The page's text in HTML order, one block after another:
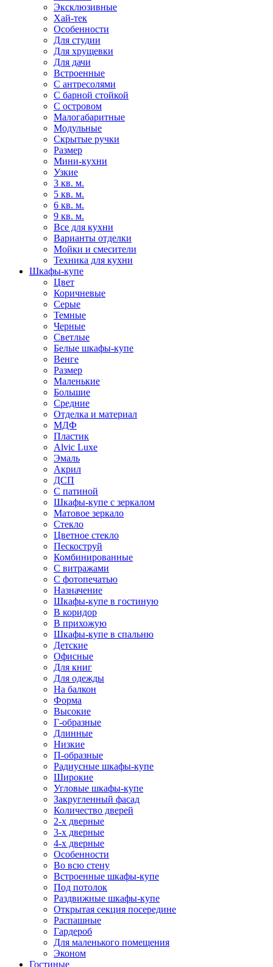
Эксклюзивные
Хай-тек
Особенности
Для студии
Для хрущевки
Для дачи
Встроенные
С антресолями
С барной стойкой
С островом
Малогабаритные
Модульные
Скрытые ручки
Размер
Мини-кухни
Узкие
3 кв. м.
5 кв. м.
6 кв. м.
9 кв. м.
Все для кухни
Варианты отделки
Мойки и смесители
Техника для кухни
Шкафы-купе
Цвет
Коричневые
Серые
Темные
Черные
Светлые
Белые шкафы-купе
Венге
Размер
Маленькие
Большие
Средние
Отделка и материал
МДФ
Пластик
Alvic Luxe
Эмаль
Акрил
ДСП
С патиной
Шкафы-купе с зеркалом
Матовое зеркало
Стекло
Цветное стекло
Пескоструй
Комбинированные
С витражами
С фотопечатью
Назначение
Шкафы-купе в гостиную
В коридор
В прихожую
Шкафы-купе в спальню
Детские
Офисные
Для книг
Для одежды
На балкон
Форма
Высокие
Г-образные
Длинные
Низкие
П-образные
Радиусные шкафы-купе
Широкие
Угловые шкафы-купе
Закругленный фасад
Количество дверей
2-х дверные
3-х дверные
4-х дверные
Особенности
Во всю стену
Встроенные шкафы-купе
Под потолок
Раздвижные шкафы-купе
Открытая секция посередине
Распашные
Гардероб
Для маленького помещения
Эконом
Гостиные